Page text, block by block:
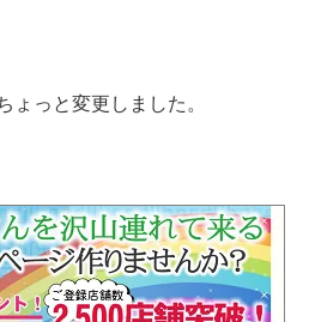
ょっと変更しました。